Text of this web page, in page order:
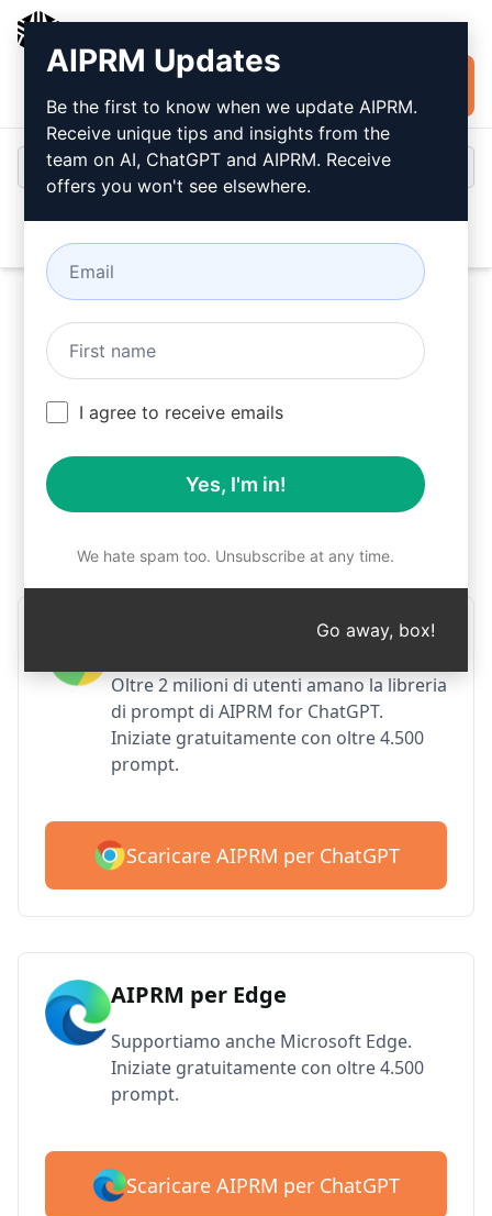
gratuitamente
Provate questoPrompt
ChatGPT
Passo 1: Scaricare gratuitamente
AIPRM
AIPRM per Google Chrome
Oltre 2 milioni di utenti amano la libreria
di prompt di AIPRM for ChatGPT.
Iniziate gratuitamente con oltre 4.500
prompt.
Scaricare AIPRM per ChatGPT
AIPRM per Edge
Supportiamo anche Microsoft Edge.
Iniziate gratuitamente con oltre 4.500
prompt.
Scaricare AIPRM per ChatGPT
AIPRM Updates
Be the first to know when we update AIPRM.
Receive unique tips and insights from the
team on AI, ChatGPT and AIPRM. Receive
offers you won't see elsewhere.
I agree to receive emails
Yes, I'm in!
We hate spam too. Unsubscribe at any time.
Go away, box!